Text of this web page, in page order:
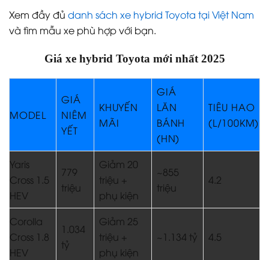
Xem đầy đủ danh sách xe hybrid Toyota tại Việt Nam
và tìm mẫu xe phù hợp với bạn.
Giá xe hybrid Toyota mới nhất 2025
MODEL
GIÁ
NIÊM
YẾT
KHUYẾN
MÃI
GIÁ
LĂN
BÁNH
(HN)
TIÊU HAO
(L/100KM)
Yaris
Cross 1.5
HEV
779
triệu
Giảm 20
triệu +
phụ kiện
~855
triệu
4.2
Corolla
Cross 1.8
HEV
1.034
tỷ
Giảm 25
triệu +
phụ kiện
~1.134 tỷ 4.5